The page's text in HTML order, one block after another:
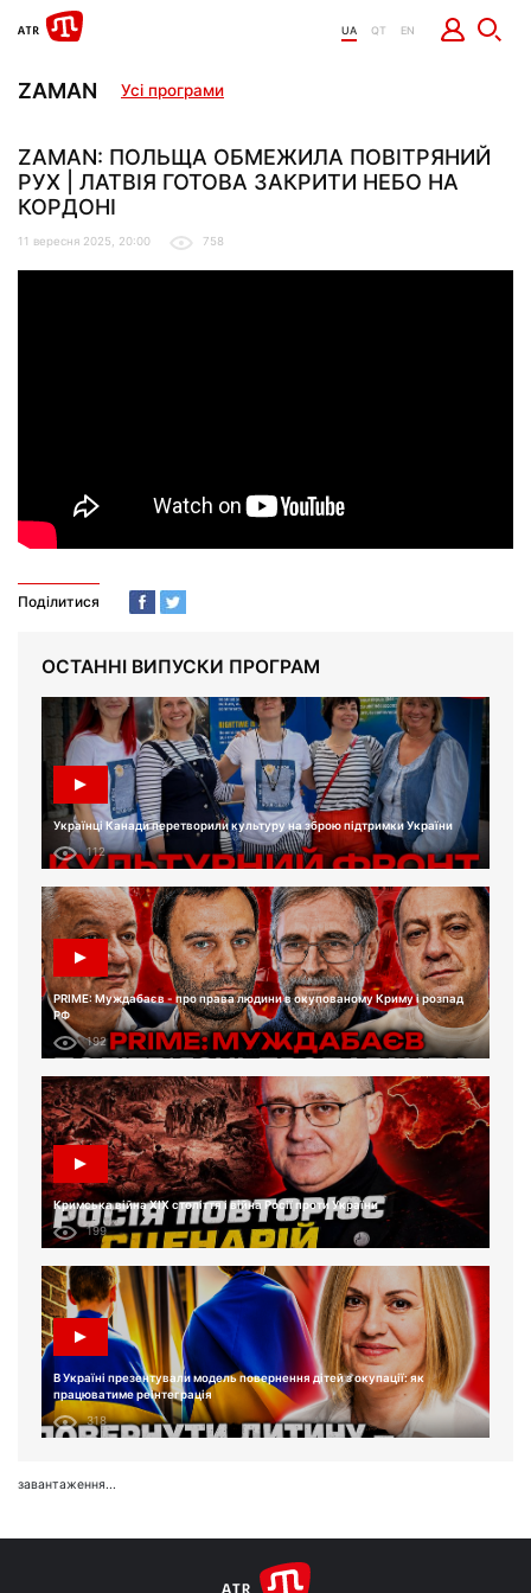
UA QT EN
ZAMAN Усі програми
ZAMAN: ПОЛЬЩА ОБМЕЖИЛА ПОВІТРЯНИЙ
РУХ | ЛАТВІЯ ГОТОВА ЗАКРИТИ НЕБО НА
КОРДОНІ
11 вересня 2025, 20:00 758
Поділитися
ОСТАННІ ВИПУСКИ ПРОГРАМ
Українці Канади перетворили культуру на зброю підтримки України
112
PRIME: Муждабаєв - про права людини в окупованому Криму і розпад
РФ
192
Кримська війна XIX століття і війна Росії проти України
199
В Україні презентували модель повернення дітей з окупації: як
працюватиме реінтеграція
318
завантаження...